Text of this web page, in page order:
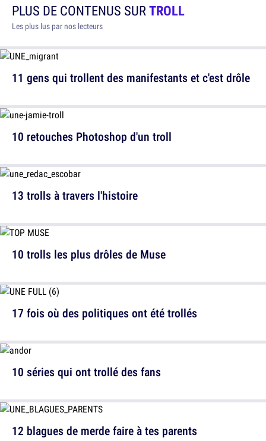
PLUS DE CONTENUS SURTROLL
Les plus lus par nos lecteurs
11 gens qui trollent des manifestants et c'est drôle
13 trolls à travers l'histoire
17 fois où des politiques ont été trollés
12 blagues de merde faire à tes parents
10 retouches Photoshop d'un troll
10 trolls les plus drôles de Muse
10 séries qui ont trollé des fans